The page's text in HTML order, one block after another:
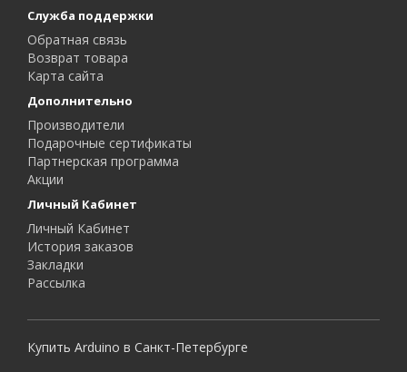
Служба поддержки
Обратная связь
Возврат товара
Карта сайта
Дополнительно
Производители
Подарочные сертификаты
Партнерская программа
Акции
Личный Кабинет
Личный Кабинет
История заказов
Закладки
Рассылка
Купить Arduino в Санкт-Петербурге